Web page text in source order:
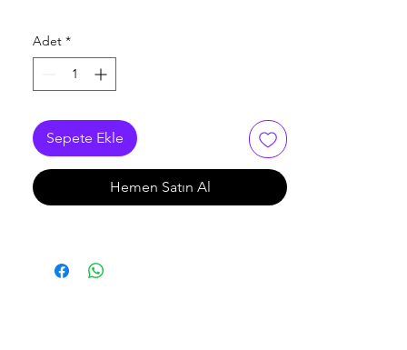
Adet *
Sepete Ekle
Hemen Satın Al